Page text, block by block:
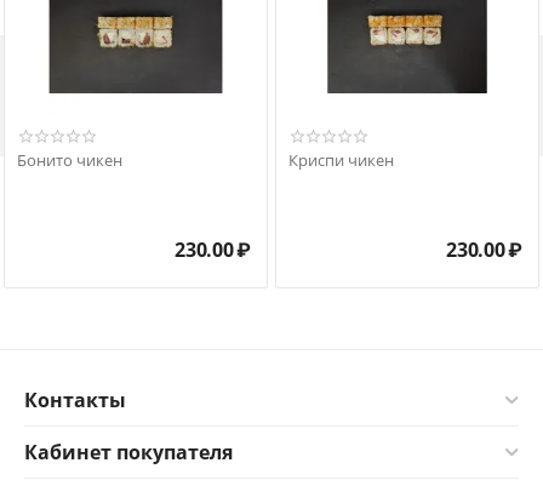
Бонито чикен
230.00₽
Криспи чикен
230.00₽
Контакты
Кабинет покупателя